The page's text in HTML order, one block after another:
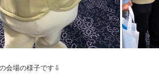
会場の様子です⇩